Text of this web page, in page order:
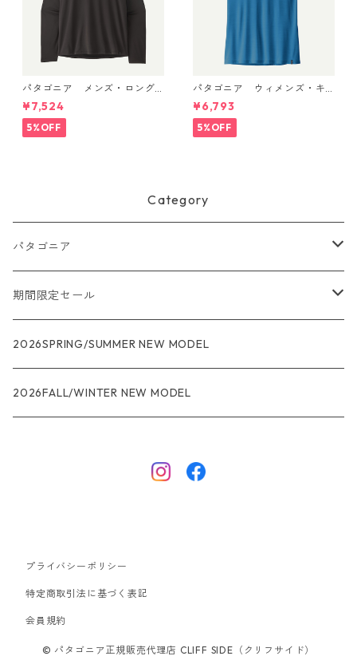
パタゴニア メンズ・ロング
スリーブ・キャプリーン・ク
ール・デイリー・シャツ Black
¥7,524
5%OFF
パタゴニア ウィメンズ・キ
ャプリーン・クール・ウルト
ラ・タンク Aquatic Blue - Li
ght Aquatic Blue X-Dye 447
40 日本正規品
¥6,793
5%OFF
Category
パタゴニア
メンズ
R1
R1エア
ウィメンズ
R1
ジャケット・アウター
スウェットシャツ・フーディ
ボードショーツ
期間限定セール
★★★
レインウェアー
2026SPRING/SUMMER NEW MODEL
2026FALL/WINTER NEW MODEL
プライバシーポリシー
特定商取引法に基づく表記
会員規約
© パタゴニア正規販売代理店 CLIFF SIDE（クリフサイド）